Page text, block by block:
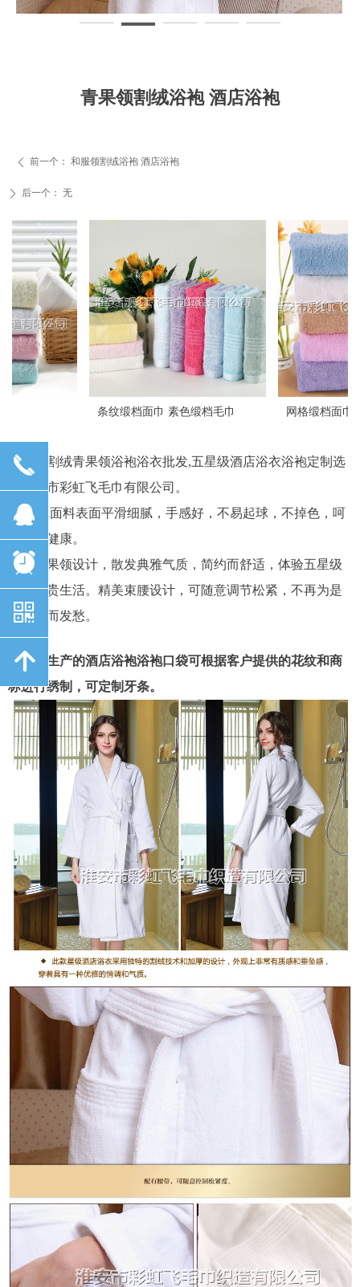
青果领割绒浴袍 酒店浴袍
ꄴ 前一个： 和服领割绒浴袍 酒店浴袍
ꄲ 后一个： 无
全棉割绒青果领浴袍浴衣批发,五星级酒店浴衣浴袍定制选
择淮安市彩虹飞毛巾有限公司。
割绒面料表面平滑细腻，手感好，不易起球，不掉色，呵
护您的健康。
优雅青果领设计，散发典雅气质，简约而舒适，体验五星级
酒店尊贵生活。精美束腰设计，可随意调节松紧，不再为是
否合身而发愁。
我们生产的酒店浴袍浴袍口袋可根据客户提供的花纹和商
标进行绣制，可定制牙条。
条纹缎档面巾 素色缎档毛巾 网格缎档面巾 断档面巾
끅
뀩
뀥
낃
녕